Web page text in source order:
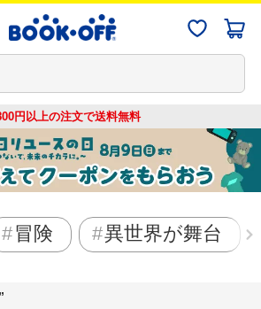
円以上の注文で送料無料
冒険 異世界が舞台